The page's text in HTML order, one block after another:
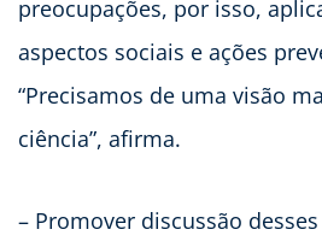
preocupações, por isso,
aspectos sociais e ações
“Precisamos de uma visão
ciência”, afirma.
– Promover discussão